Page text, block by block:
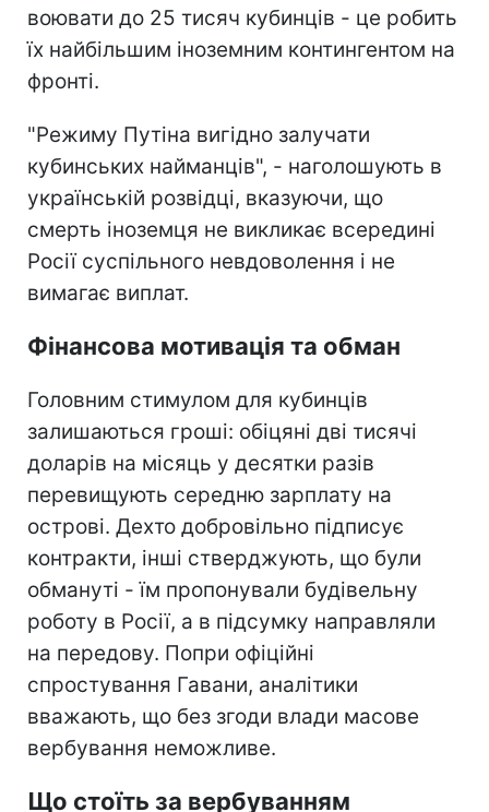
воювати до 25 тисяч кубинців - це робить
їх найбільшим іноземним контингентом на
фронті.
"Режиму Путіна вигідно залучати
кубинських найманців", - наголошують в
українській розвідці, вказуючи, що
смерть іноземця не викликає всередині
Росії суспільного невдоволення і не
вимагає виплат.
Фінансова мотивація та обман
Головним стимулом для кубинців
залишаються гроші: обіцяні дві тисячі
доларів на місяць у десятки разів
перевищують середню зарплату на
острові. Дехто добровільно підписує
контракти, інші стверджують, що були
обмануті - їм пропонували будівельну
роботу в Росії, а в підсумку направляли
на передову. Попри офіційні
спростування Гавани, аналітики
вважають, що без згоди влади масове
вербування неможливе.
Що стоїть за вербуванням